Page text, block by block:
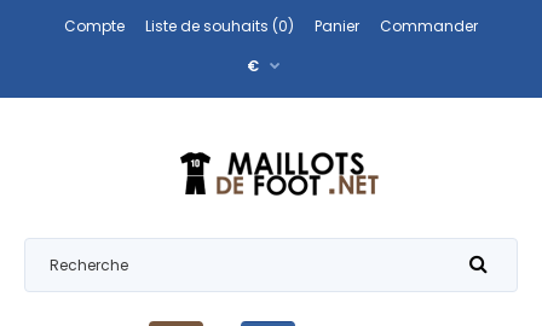
Compte Liste de souhaits (0) Panier
Commander
€